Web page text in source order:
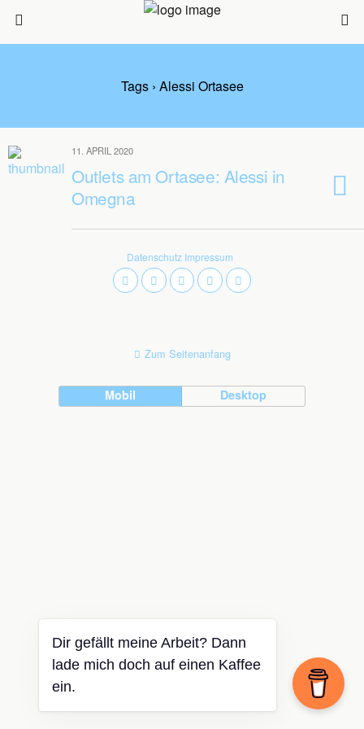
Tags › Alessi Ortasee
11. APRIL 2020
Outlets am Ortasee: Alessi in
Omegna
Datenschutz Impressum
Zum Seitenanfang
Mobil Desktop
Dir gefällt meine Arbeit? Dann
lade mich doch auf einen Kaffee
ein.